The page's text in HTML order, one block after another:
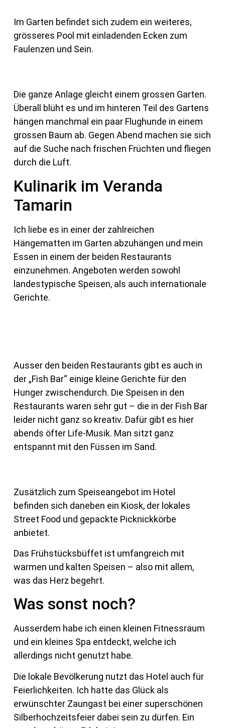
Im Garten befindet sich zudem ein weiteres,
grösseres Pool mit einladenden Ecken zum
Faulenzen und Sein.
Die ganze Anlage gleicht einem grossen Garten.
Überall blüht es und im hinteren Teil des Gartens
hängen manchmal ein paar Flughunde in einem
grossen Baum ab. Gegen Abend machen sie sich
auf die Suche nach frischen Früchten und fliegen
durch die Luft.
Kulinarik im Veranda
Tamarin
Ich liebe es in einer der zahlreichen
Hängematten im Garten abzuhängen und mein
Essen in einem der beiden Restaurants
einzunehmen. Angeboten werden sowohl
landestypische Speisen, als auch internationale
Gerichte.
Ausser den beiden Restaurants gibt es auch in
der „Fish Bar“ einige kleine Gerichte für den
Hunger zwischendurch. Die Speisen in den
Restaurants waren sehr gut – die in der Fish Bar
leider nicht ganz so kreativ. Dafür gibt es hier
abends öfter Life-Musik. Man sitzt ganz
entspannt mit den Füssen im Sand.
Zusätzlich zum Speiseangebot im Hotel
befinden sich daneben ein Kiosk, der lokales
Street Food und gepackte Picknickkörbe
anbietet.
Das Frühstücksbüffet ist umfangreich mit
warmen und kalten Speisen – also mit allem,
was das Herz begehrt.
Was sonst noch?
Ausserdem habe ich einen kleinen Fitnessraum
und ein kleines Spa entdeckt, welche ich
allerdings nicht genutzt habe.
Die lokale Bevölkerung nutzt das Hotel auch für
Feierlichkeiten. Ich hatte das Glück als
erwünschter Zaungast bei einer superschönen
Silberhochzeitsfeier dabei sein zu dürfen. Ein